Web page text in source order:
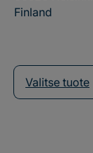
Finland
Valitse tuote